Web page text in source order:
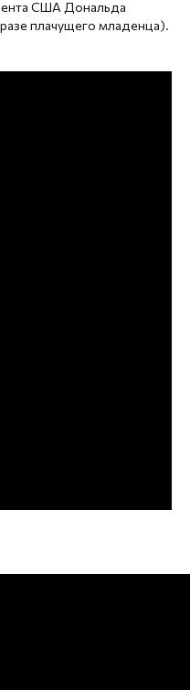
США Дональда
плачущего младенца).